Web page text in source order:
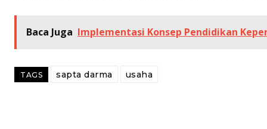
Baca Juga Implementasi Konsep Pendidikan
TAGS sapta darma usaha